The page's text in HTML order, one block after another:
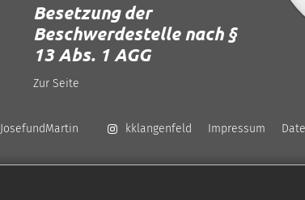
Besetzung der
Beschwerdestelle nach §
13 Abs. 1 AGG
Zur Seite
JosefundMartin kklangenfeld Impressum